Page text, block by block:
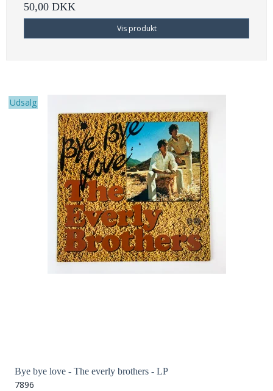
50,00 DKK
Vis produkt
Udsalg
Bye bye love - The everly brothers - LP
7896